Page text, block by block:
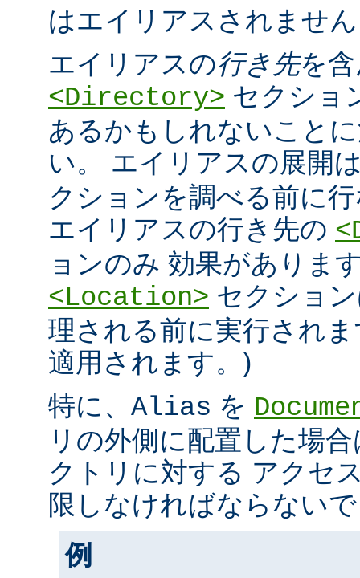
はエイリアスされませ
エイリアスの行き先を
<Directory> セクショ
あるかもしれないこと
い。 エイリアスの展開
クションを調べる前に
エイリアスの行き先の
ョンのみ 効果がありま
<Location> セクショ
理される前に実行され
適用されます。)
特に、 Alias を
リの外側に配置した場
クトリに対する アクセ
限しなければならない
例